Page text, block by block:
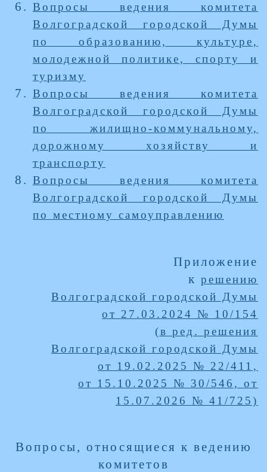
Вопросы ведения комитета
Волгоградской городской Думы
по образованию, культуре,
молодежной политике, спорту и
туризму
Вопросы ведения комитета
Волгоградской городской Думы
по жилищно-коммунальному,
дорожному хозяйству и
транспорту
Вопросы ведения комитета
Волгоградской городской Думы
по местному самоуправлению
Приложение
к решению
Волгоградской городской Думы
от 27.03.2024 № 10/154
(в ред. решения
Волгоградской городской Думы
от 19.02.2025 № 22/411,
от 15.10.2025 № 30/546, от
15.07.2026 № 41/725)
Вопросы, относящиеся к ведению
комитетов